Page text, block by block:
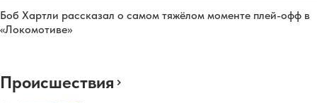
Боб Хартли рассказал о самом тяжёлом моменте плей-офф в
«Локомотиве»
Происшествия